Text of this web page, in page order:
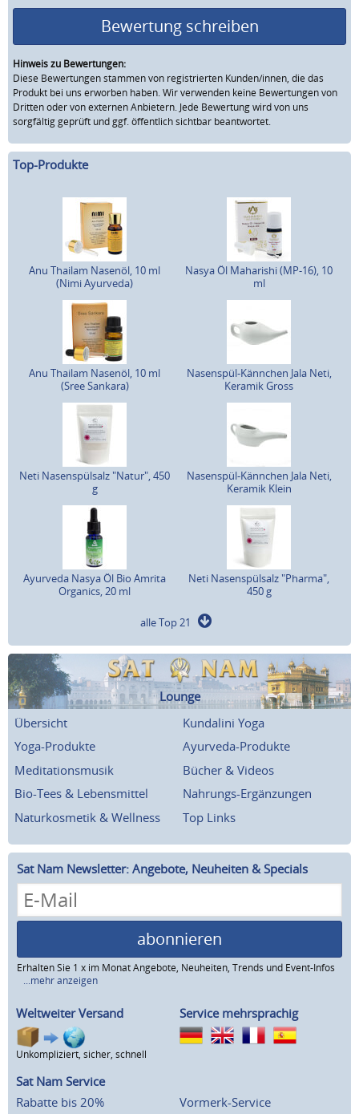
Bewertung schreiben
Hinweis zu Bewertungen:
Diese Bewertungen stammen von registrierten Kunden/innen, die das
Produkt bei uns erworben haben. Wir verwenden keine Bewertungen von
Dritten oder von externen Anbietern. Jede Bewertung wird von uns
sorgfältig geprüft und ggf. öffentlich sichtbar beantwortet.
Top-Produkte
Anu Thailam Nasenöl, 10 ml
(Nimi Ayurveda)
Nasya Öl Maharishi (MP-16), 10
ml
Anu Thailam Nasenöl, 10 ml
(Sree Sankara)
Nasenspül-Kännchen Jala Neti,
Keramik Gross
Neti Nasenspülsalz "Natur", 450
g
Nasenspül-Kännchen Jala Neti,
Keramik Klein
Ayurveda Nasya Öl Bio Amrita
Organics, 20 ml
Neti Nasenspülsalz "Pharma",
450 g
alle Top 21
Lounge
Übersicht
Kundalini Yoga
Yoga-Produkte
Ayurveda-Produkte
Meditationsmusik
Bücher & Videos
Bio-Tees & Lebensmittel
Nahrungs-Ergänzungen
Naturkosmetik & Wellness
Top Links
Sat Nam Newsletter: Angebote, Neuheiten & Specials
abonnieren
Erhalten Sie 1 x im Monat Angebote, Neuheiten, Trends und Event-Infos
...mehr anzeigen
Weltweiter Versand
Unkompliziert, sicher, schnell
Service mehrsprachig
Sat Nam Service
Rabatte bis 20%
Vormerk-Service